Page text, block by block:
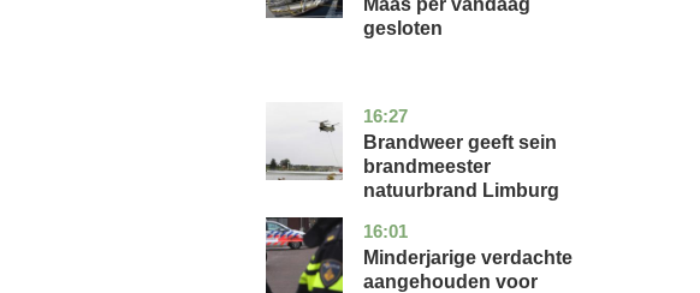
gesloten
16:27
limburg
nieuws
Brandweer geeft sein
brandmeester
natuurbrand Limburg
16:01
zuid-
holland
nieuws
Minderjarige verdachte
aangehouden voor